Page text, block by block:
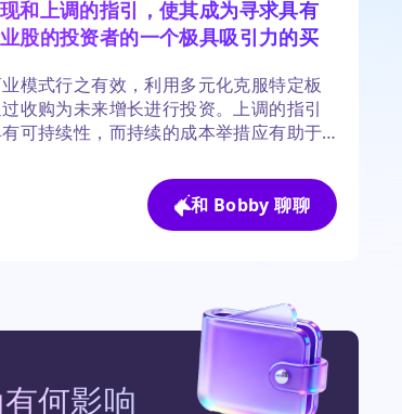
和上调的指引，使其成为寻求具有
股的投资者的一个极具吸引力的买
模式行之有效，利用多元化克服特定板
收购为未来增长进行投资。上调的指引
可持续性，而持续的成本举措应有助于
和 Bobby 聊聊
何影响